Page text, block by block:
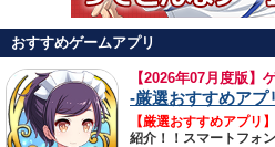
おすすめゲームアプリ
【2026年07月度版】
-厳選おすすめアプ
【厳選おすすめアプリ】
紹介！！スマートフォ